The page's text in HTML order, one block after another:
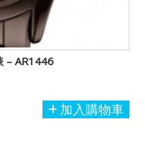
– AR1446
加入購物車